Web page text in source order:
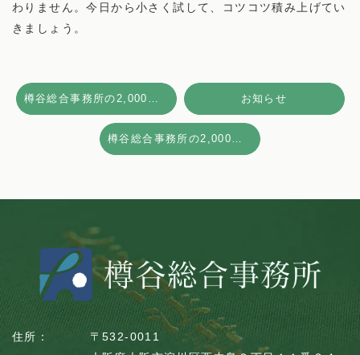
わりません。今日から小さく試して、コツコツ積み上げてい
きましょう。
樽谷総合事務所の2,000件超相談実績と価値—淀川区の相続手続き視点 お知らせ
樽谷総合事務所の2,000件超の相談が示す提供価値
住所：
〒532-0011